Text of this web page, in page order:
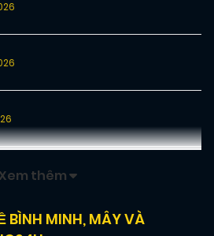
thêm
BÌNH MINH, MÂY VÀ